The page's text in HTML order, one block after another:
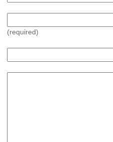
(required)